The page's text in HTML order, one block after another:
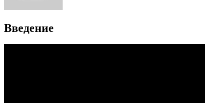
Введение